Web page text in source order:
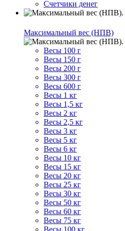
Счетчики денег
Максимальный вес (НПВ)
Весы 100 г
Весы 150 г
Весы 200 г
Весы 300 г
Весы 600 г
Весы 1 кг
Весы 1,5 кг
Весы 2 кг
Весы 2,5 кг
Весы 3 кг
Весы 5 кг
Весы 6 кг
Весы 10 кг
Весы 15 кг
Весы 20 кг
Весы 25 кг
Весы 30 кг
Весы 50 кг
Весы 60 кг
Весы 75 кг
Весы 100 кг